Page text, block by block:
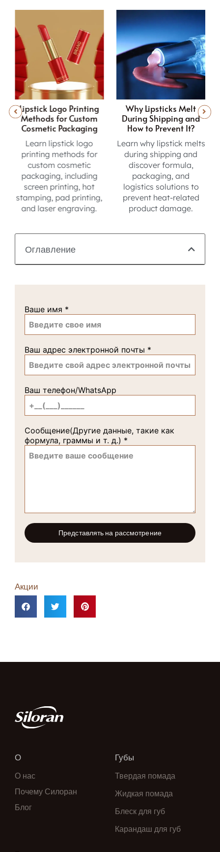
Why Lipsticks Melt
During Shipping and
How to Prevent It?
Learn why lipstick melts
during shipping and
discover formula,
packaging, and
logistics solutions to
prevent heat-related
product damage.
Inside the Lip Gloss
Sampling Journey from
Concept to Production
Learn the lip gloss
sampling process, from
formula testing and
sample reviews to final
approval before
production.
Оглавление
Ваше имя *
Ваш адрес электронной почты *
Ваш телефон/WhatsApp
Сообщение(Другие данные, такие как
формула, граммы и т. д.) *
Представлять на рассмотрение
Акции
О
О нас
Почему Силоран
Блог
Губы
Твердая помада
Жидкая помада
Блеск для губ
Карандаш для губ